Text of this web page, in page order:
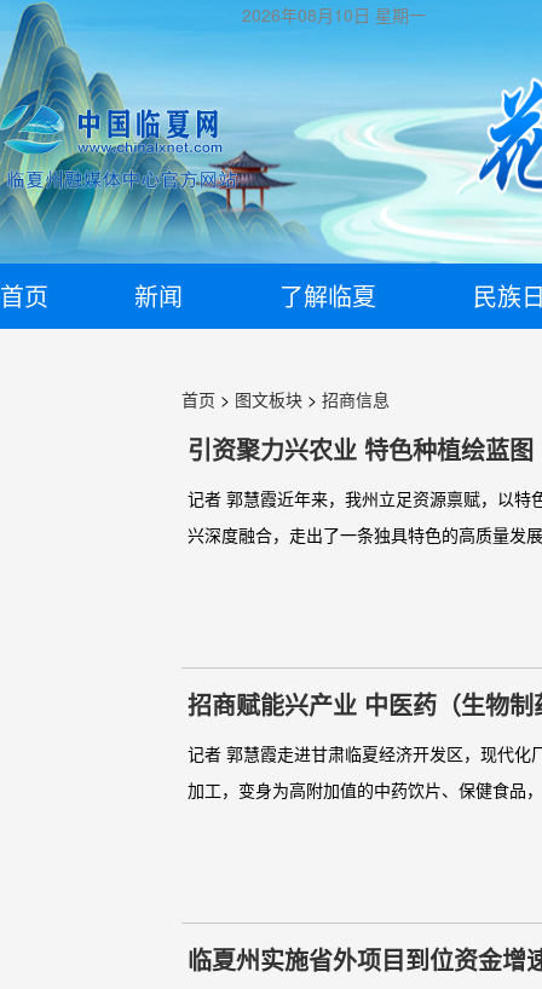
2026年08月10日 星期一
首页 新闻 了解临夏 民族
首页 > 图文板块 > 招商信息
引资聚力兴农业 特色种植绘蓝图
记者 郭慧霞近年来，我州立足资源禀赋，以
兴深度融合，走出了一条独具特色的高质量发
招商赋能兴产业 中医药（生物
记者 郭慧霞走进甘肃临夏经济开发区，现代
加工，变身为高附加值的中药饮片、保健食品
临夏州实施省外项目到位资金增